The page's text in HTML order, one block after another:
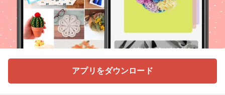
アプリをダウンロード